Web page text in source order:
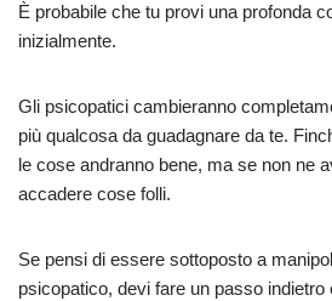
È probabile che tu provi una profonda
inizialmente.
Gli psicopatici cambieranno
più qualcosa da guadagnare da te.
le cose andranno bene, ma se non ne
accadere cose folli.
Se pensi di essere sottoposto a
psicopatico, devi fare un passo indietro